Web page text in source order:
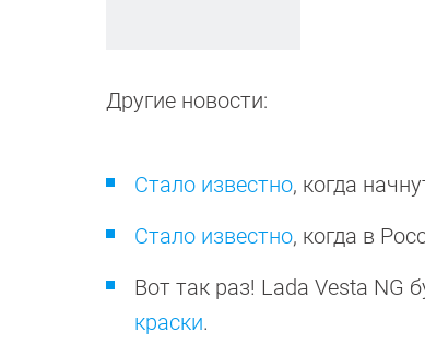
Другие новости:
Стало известно, когда
Стало известно, когда в
Вот так раз! Lada Vesta NG
краски.